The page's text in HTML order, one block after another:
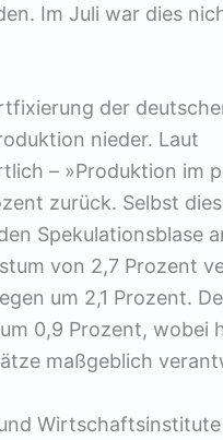
Im Juli war dies
der
nieder. Laut
– »Produktion im
zurück. Selbst
Spekulationsblase
von 2,7 Prozent
um 2,1 Prozent.
0,9 Prozent, wobei
maßgeblich